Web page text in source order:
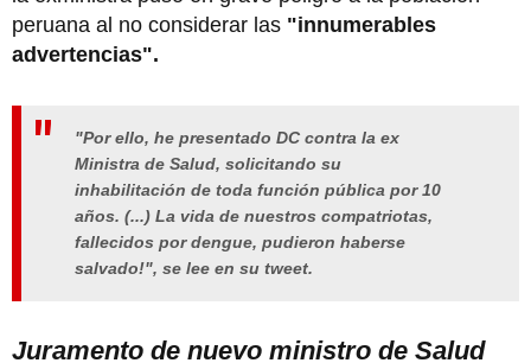
peruana al no considerar las "innumerables
advertencias".
"Por ello, he presentado DC contra la ex
Ministra de Salud, solicitando su
inhabilitación de toda función pública por 10
años. (...) La vida de nuestros compatriotas,
fallecidos por dengue, pudieron haberse
salvado!", se lee en su tweet.
Juramento de nuevo ministro de Salud